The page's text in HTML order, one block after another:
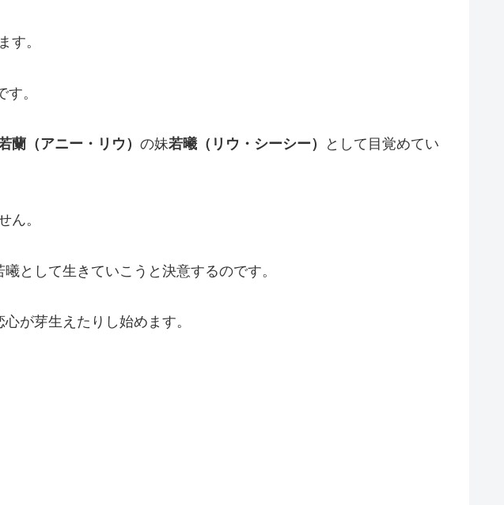
す。
。
蘭（アニー・リウ） の妹若曦（リウ・シーシー）
として目覚めてい
ん。
として生きていこうと決意するのです。
が芽生えたりし始めます。